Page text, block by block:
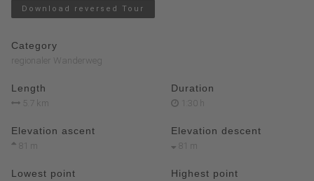
Download reversed Tour
Category
regionaler Wanderweg
Length
5.7 km
Duration
1:30 h
Elevation ascent
81 m
Elevation descent
81 m
Lowest point Highest point